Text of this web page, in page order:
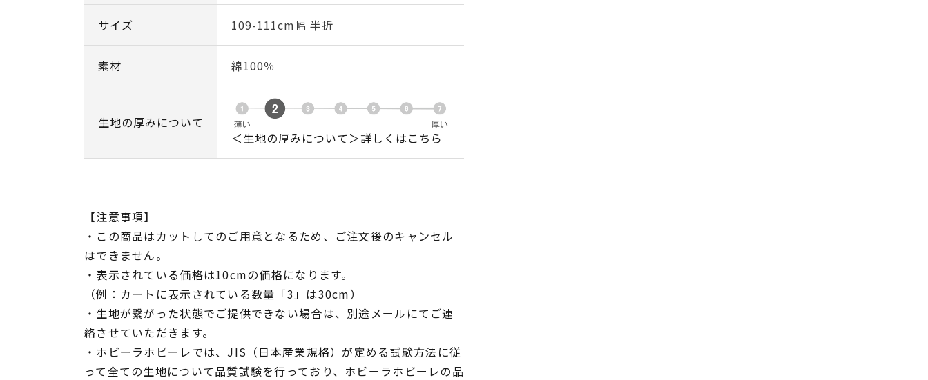
サイズ 109-111cm幅 半折
素材 綿100％
生地の厚みについて
＜生地の厚みについて＞詳しくはこちら
【注意事項】
・この商品はカットしてのご用意となるため、ご注文後のキャンセル
はできません。
・表示されている価格は10cmの価格になります。
（例：カートに表示されている数量「3」は30cm）
・生地が繋がった状態でご提供できない場合は、別途メールにてご連
絡させていただきます。
・ホビーラホビーレでは、JIS（日本産業規格）が定める試験方法に従
って全ての生地について品質試験を行っており、ホビーラホビーレの品